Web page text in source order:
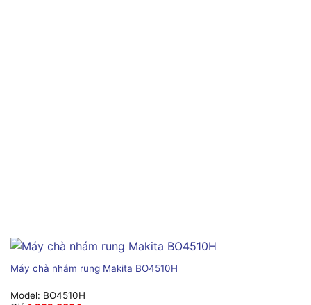
Máy chà nhám rung Makita BO4510H
Model: BO4510H